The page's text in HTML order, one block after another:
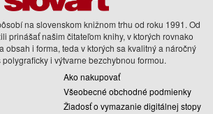
na slovenskom knižnom trhu od roku 1991. Od
prinášať našim čitateľom knihy, v ktorých rovnako
obsah i forma, teda v ktorých sa kvalitný a náročný
i výtvarne bezchybnou formou.
Ako nakupovať
Všeobecné obchodné podmienky
Žiadosť o vymazanie digitálnej stopy